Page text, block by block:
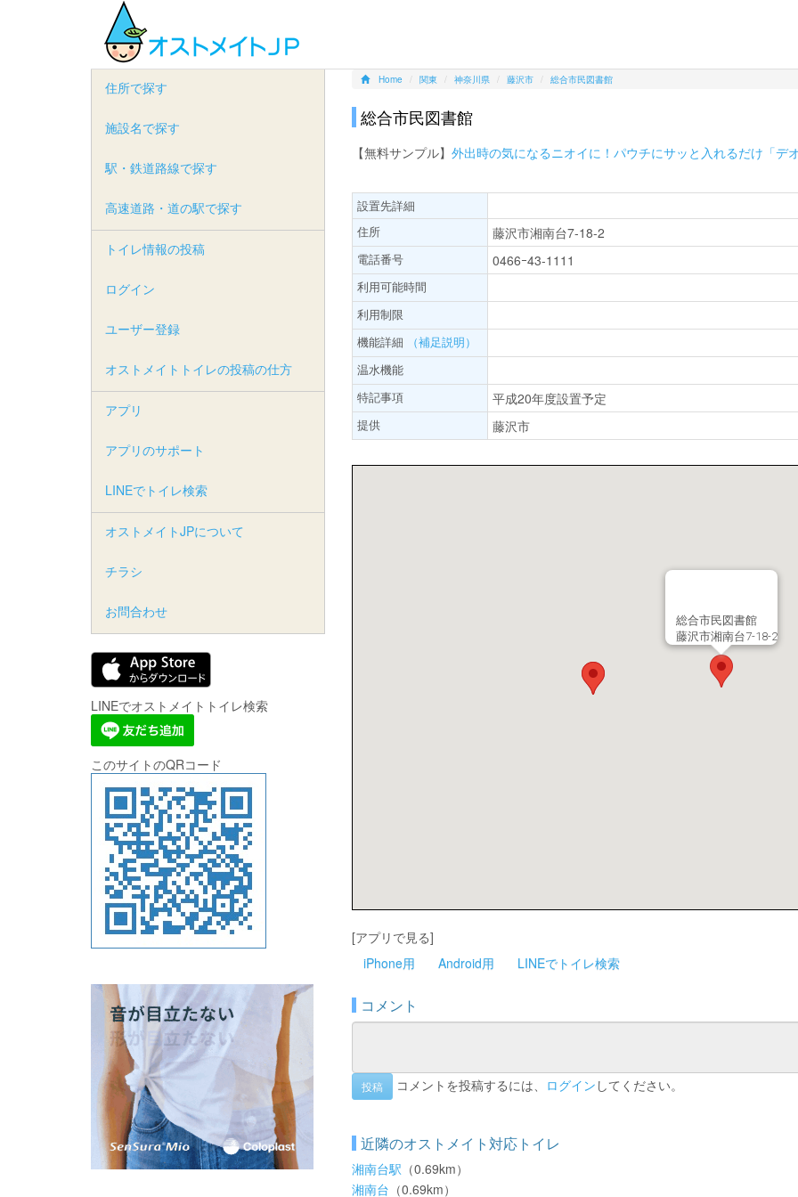
Home 関東 神奈川県 藤沢市 総合市民図書館
総合市民図書館
【無料サンプル】 外出時の気になるニオイに！パウチにサッと入れるだけ「デ
設置先詳細
住所
藤沢市湘南台7-18-2
電話番号 0466ｰ43-1111
利用可能時間
利用制限
機能詳細
（補足説明）
温水機能
特記事項
平成20年度設置予定
提供 藤沢市
総合市民図書館
藤沢市湘南台7-18-2
[アプリで見る]
iPhone用
Android用 LINEでトイレ検索
コメント
投稿 コメントを投稿するには、 ログイン してください。
近隣のオストメイト対応トイレ
湘南台駅 （0.69km）
湘南台 （0.69km）
住所で探す
施設名で探す
駅・鉄道路線で探す
高速道路・道の駅で探す
トイレ情報の投稿
ログイン
ユーザー登録
オストメイトトイレの投稿の仕方
アプリ
アプリのサポート
LINEでトイレ検索
オストメイトJPについて
チラシ
お問合わせ
LINEでオストメイトトイレ検索
このサイトのQRコード